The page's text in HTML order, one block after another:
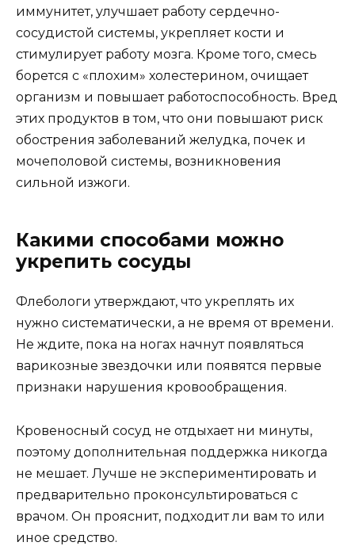
иммунитет, улучшает работу сердечно-
сосудистой системы, укрепляет кости и
стимулирует работу мозга. Кроме того, смесь
борется с «плохим» холестерином, очищает
организм и повышает работоспособность. Вред
этих продуктов в том, что они повышают риск
обострения заболеваний желудка, почек и
мочеполовой системы, возникновения
сильной изжоги.
Какими способами можно
укрепить сосуды
Флебологи утверждают, что укреплять их
нужно систематически, а не время от времени.
Не ждите, пока на ногах начнут появляться
варикозные звездочки или появятся первые
признаки нарушения кровообращения.
Кровеносный сосуд не отдыхает ни минуты,
поэтому дополнительная поддержка никогда
не мешает. Лучше не экспериментировать и
предварительно проконсультироваться с
врачом. Он прояснит, подходит ли вам то или
иное средство.